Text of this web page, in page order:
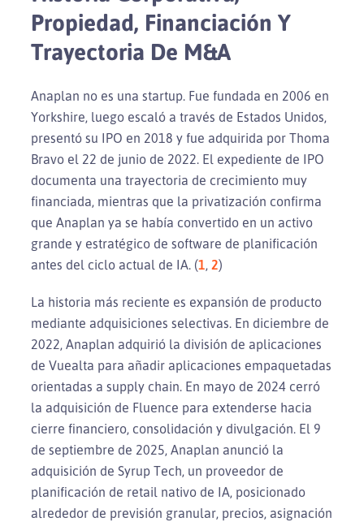
Propiedad, Financiación Y
Trayectoria De M&A
Anaplan no es una startup. Fue fundada en 2006 en
Yorkshire, luego escaló a través de Estados Unidos,
presentó su IPO en 2018 y fue adquirida por Thoma
Bravo el 22 de junio de 2022. El expediente de IPO
documenta una trayectoria de crecimiento muy
financiada, mientras que la privatización confirma
que Anaplan ya se había convertido en un activo
grande y estratégico de software de planificación
antes del ciclo actual de IA. (1, 2)
La historia más reciente es expansión de producto
mediante adquisiciones selectivas. En diciembre de
2022, Anaplan adquirió la división de aplicaciones
de Vuealta para añadir aplicaciones empaquetadas
orientadas a supply chain. En mayo de 2024 cerró
la adquisición de Fluence para extenderse hacia
cierre financiero, consolidación y divulgación. El 9
de septiembre de 2025, Anaplan anunció la
adquisición de Syrup Tech, un proveedor de
planificación de retail nativo de IA, posicionado
alrededor de previsión granular, precios, asignación